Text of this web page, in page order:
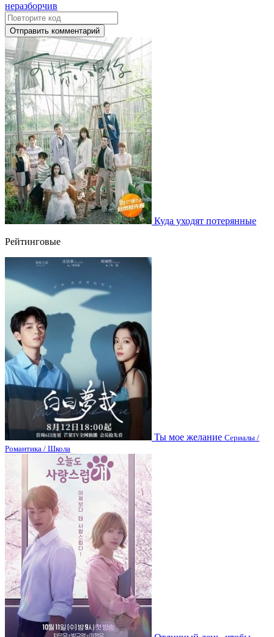
Отправить комментарий
Куда уходят потерянные
Рейтинговые
Ты мое желание Сериалы /
Романтика / Школа